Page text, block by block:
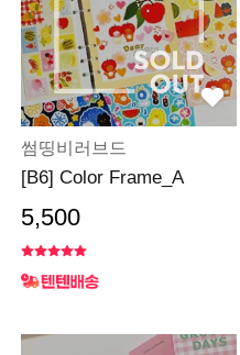
썸띵비러브드
[B6] Color Frame_A
5,500